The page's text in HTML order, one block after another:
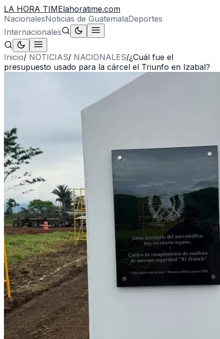
LA HORA TIMElahoratime.com
NacionalesNoticias de GuatemalaDeportes
Internacionales
Inicio/ NOTICIAS/ NACIONALES/¿Cuál fue el
presupuesto usado para la cárcel el Triunfo en Izabal?